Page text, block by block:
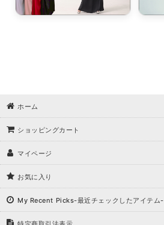
ホーム
ショッピングカート
マイページ
お気に入り
My Recent Picks-最近チェックしたアイテム-